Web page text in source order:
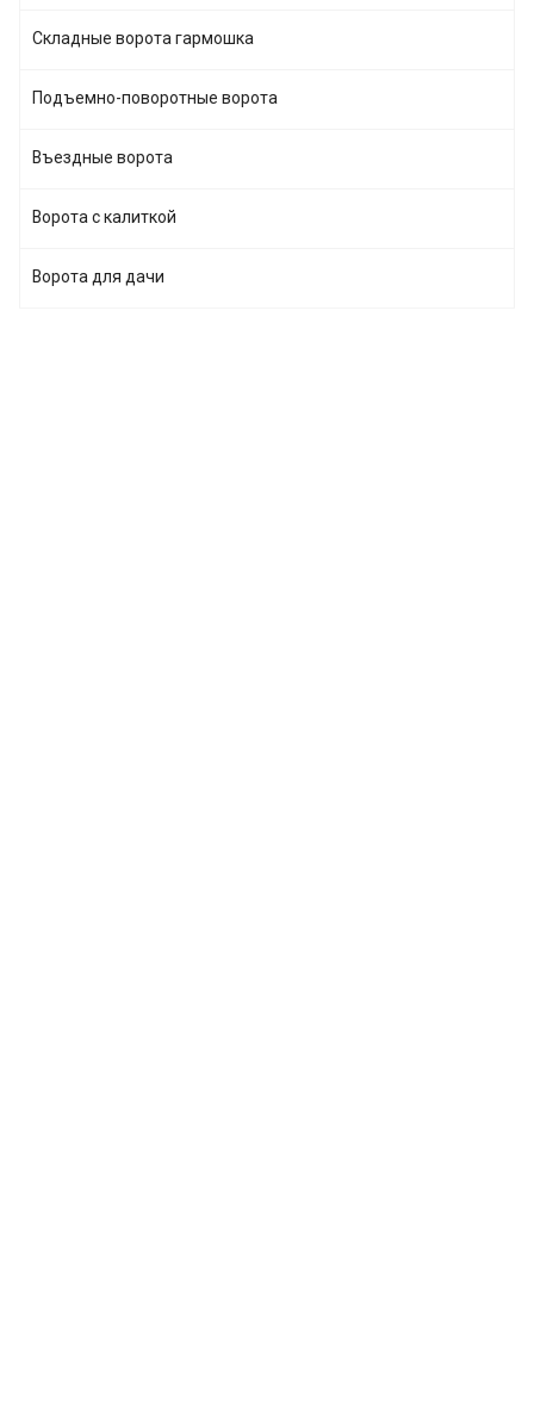
Складные ворота гармошка
Подъемно-поворотные ворота
Въездные ворота
Ворота с калиткой
Ворота для дачи